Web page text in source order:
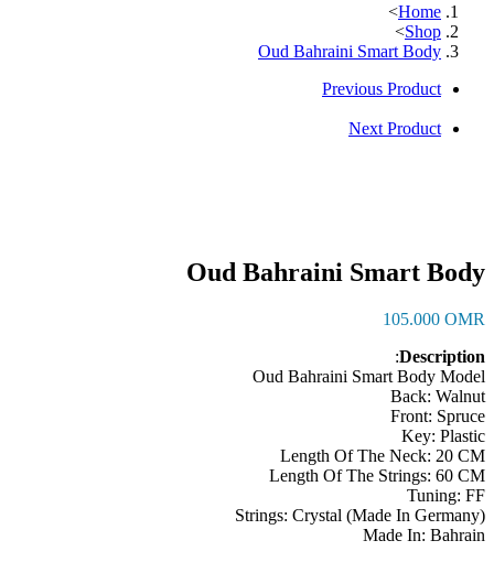
Home
>
Shop
>
Oud Bahraini Smart Body
Previous Product
Next Product
Oud Bahraini Smart Body
105.000 OMR
Description
:
Oud Bahraini Smart Body Model
Back: Walnut
Front: Spruce
Key: Plastic
Length Of The Neck: 20 CM
Length Of The Strings: 60 CM
Tuning: FF
Strings: Crystal (Made In Germany)
Made In: Bahrain